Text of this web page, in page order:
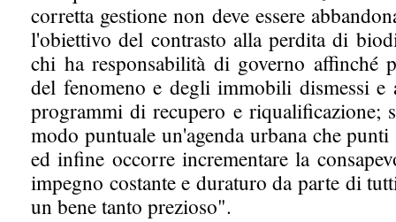
corretta gestione non deve essere
l'obiettivo del contrasto alla perdita di
chi ha responsabilità di governo affinché
del fenomeno e degli immobili dismessi e
programmi di recupero e riqualificazione;
modo puntuale un'agenda urbana che
ed infine occorre incrementare la
impegno costante e duraturo da parte di
un bene tanto prezioso".